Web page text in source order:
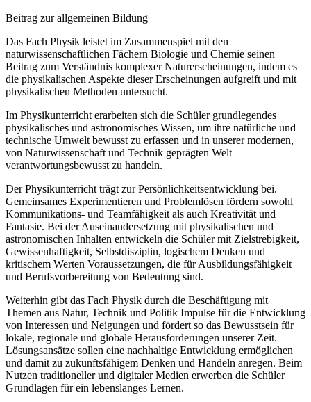
Beitrag zur allgemeinen Bildung
Das Fach Physik leistet im Zusammenspiel mit den
naturwissenschaftlichen Fächern Biologie und Chemie seinen
Beitrag zum Verständnis komplexer Naturerscheinungen, indem es
die physikalischen Aspekte dieser Erscheinungen aufgreift und mit
physikalischen Methoden untersucht.
Im Physikunterricht erarbeiten sich die Schüler grundlegendes
physikalisches und astronomisches Wissen, um ihre natürliche und
technische Umwelt bewusst zu erfassen und in unserer modernen,
von Naturwissenschaft und Technik geprägten Welt
verantwortungsbewusst zu handeln.
Der Physikunterricht trägt zur Persönlichkeitsentwicklung bei.
Gemeinsames Experimentieren und Problemlösen fördern sowohl
Kommunikations- und Teamfähigkeit als auch Kreativität und
Fantasie. Bei der Auseinandersetzung mit physikalischen und
astronomischen Inhalten entwickeln die Schüler mit Zielstrebigkeit,
Gewissenhaftigkeit, Selbstdisziplin, logischem Denken und
kritischem Werten Voraussetzungen, die für Ausbildungsfähigkeit
und Berufsvorbereitung von Bedeutung sind.
Weiterhin gibt das Fach Physik durch die Beschäftigung mit
Themen aus Natur, Technik und Politik Impulse für die Entwicklung
von Interessen und Neigungen und fördert so das Bewusstsein für
lokale, regionale und globale Herausforderungen unserer Zeit.
Lösungsansätze sollen eine nachhaltige Entwicklung ermöglichen
und damit zu zukunftsfähigem Denken und Handeln anregen. Beim
Nutzen traditioneller und digitaler Medien erwerben die Schüler
Grundlagen für ein lebenslanges Lernen.